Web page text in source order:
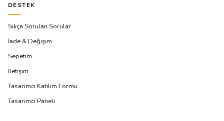
DESTEK
Sıkça Sorulan Sorular
İade & Değişim
Sepetim
İletişim
Tasarımcı Katılım Formu
Tasarımcı Paneli